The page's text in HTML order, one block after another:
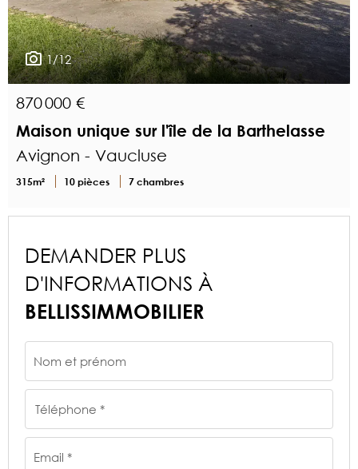
1/12
870 000 €
Maison unique sur l'île de la Barthelasse
Avignon - Vaucluse
315m² 10 pièces 7 chambres
DEMANDER PLUS
D'INFORMATIONS À
BELLISSIMMOBILIER
Nom et prénom
Téléphone *
Email *